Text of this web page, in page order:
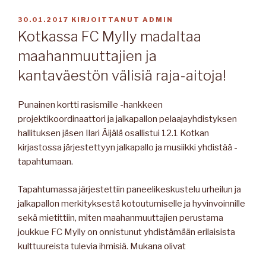
JULKAISTU
30.01.2017 KIRJOITTANUT ADMIN
Kotkassa FC Mylly madaltaa
maahanmuuttajien ja
kantaväestön välisiä raja-aitoja!
Punainen kortti rasismille -hankkeen
projektikoordinaattori ja jalkapallon pelaajayhdistyksen
hallituksen jäsen Ilari Äijälä osallistui 12.1 Kotkan
kirjastossa järjestettyyn jalkapallo ja musiikki yhdistää -
tapahtumaan.
Tapahtumassa järjestettiin paneelikeskustelu urheilun ja
jalkapallon merkityksestä kotoutumiselle ja hyvinvoinnille
sekä mietittiin, miten maahanmuuttajien perustama
joukkue FC Mylly on onnistunut yhdistämään erilaisista
kulttuureista tulevia ihmisiä. Mukana olivat